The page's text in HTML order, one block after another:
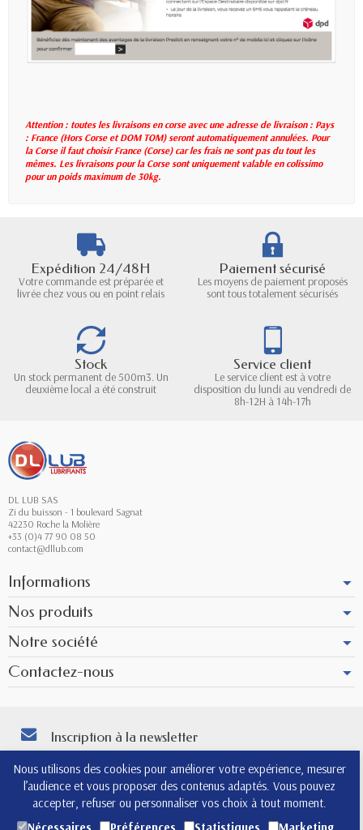
Nous utilisons des cookies pour améliorer votre expérience, mesurer
l’audience et vous proposer des contenus adaptés. Vous pouvez
accepter, refuser ou personnaliser vos choix à tout moment.
Attention : toutes les livraisons en corse avec une adresse de livraison : Pays
: France (Hors Corse et DOM TOM) seront automatiquement annulées. Pour
la Corse il faut choisir France (Corse) car les frais ne sont pas du tout les
mêmes. Les livraisons pour la Corse sont uniquement valable en colissimo
pour un poids maximum de 30kg.
Expédition 24/48H
Votre commande est préparée et
livrée chez vous ou en point relais
Paiement sécurisé
Les moyens de paiement proposés
sont tous totalement sécurisés
Stock
Un stock permanent de 500m3. Un
deuxième local a été construit
Service client
Le service client est à votre
disposition du lundi au vendredi de
8h-12H à 14h-17h
DL LUB SAS
Zi du buisson - 1 boulevard Sagnat
42230 Roche la Molière
+33 (0)4 77 90 08 50
contact@dllub.com
Informations
Nos produits
Notre société
Contactez-nous
Inscription à la newsletter
informations de contact dans les conditions d'utilisation du site.
4.8